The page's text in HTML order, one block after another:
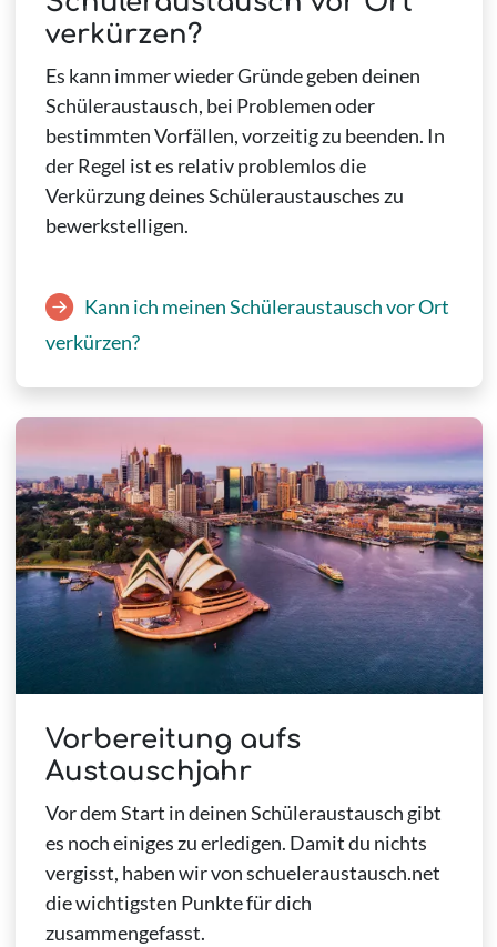
verkürzen?
Es kann immer wieder Gründe geben deinen
Schüleraustausch, bei Problemen oder
bestimmten Vorfällen, vorzeitig zu beenden. In
der Regel ist es relativ problemlos die
Verkürzung deines Schüleraustausches zu
bewerkstelligen.
Kann ich meinen Schüleraustausch vor Ort
verkürzen?
Vorbereitung aufs
Austauschjahr
Vor dem Start in deinen Schüleraustausch gibt
es noch einiges zu erledigen. Damit du nichts
vergisst, haben wir von schueleraustausch.net
die wichtigsten Punkte für dich
zusammengefasst.